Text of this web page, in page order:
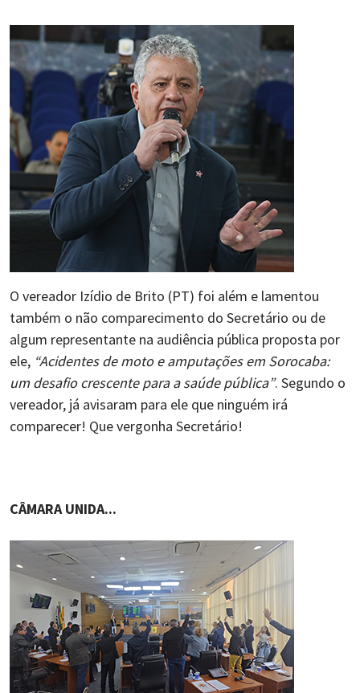
O vereador Izídio de Brito (PT) foi além e lamentou
também o não comparecimento do Secretário ou de
algum representante na audiência pública proposta por
ele, “Acidentes de moto e amputações em Sorocaba:
um desafio crescente para a saúde pública”. Segundo o
vereador, já avisaram para ele que ninguém irá
comparecer! Que vergonha Secretário!
CÂMARA UNIDA...